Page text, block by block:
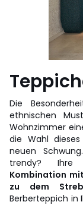
Die
ethnischen
Wohnzimmer
die Wahl
neuen
trendy? Ihre
Kombination
zu dem
Berberteppich in